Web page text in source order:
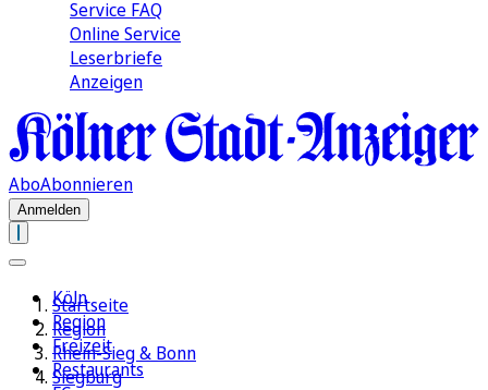
Service FAQ
Online Service
Leserbriefe
Anzeigen
AboAbonnieren
Anmelden
Köln
Region
Freizeit
Restaurants
Startseite
Region
Rhein-Sieg & Bonn
Siegburg